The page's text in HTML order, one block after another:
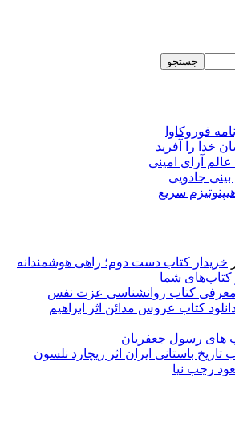
جستجو
فوروکاوا
خدا را آفرید
عالم آرای امینی
بینی جادویی
سریع
خریدار کتاب دست دوم؛ راهی هوشمندانه
کتاب‌های شما
معرفی کتاب روانشناسی عزت نفس
کتاب عروس مدائن اثر ابراهیم
های رسول جعفریان
تاریخ باستانی ایران اثر ریچارد نلسون
رجب نیا